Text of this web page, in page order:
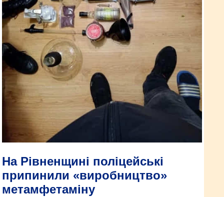
На Рівненщині поліцейські
припинили «виробництво»
метамфетаміну